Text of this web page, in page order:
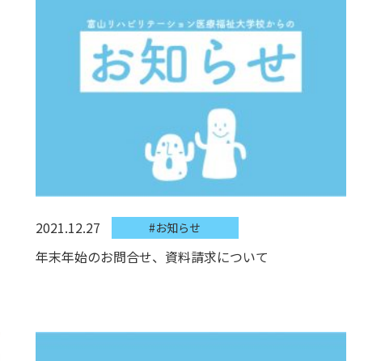
2021.12.27 #お知らせ
年末年始のお問合せ、資料請求について